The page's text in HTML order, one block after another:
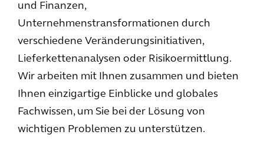
und Finanzen,
Unternehmenstransformationen durch
verschiedene Veränderungsinitiativen,
Lieferkettenanalysen oder Risikoermittlung.
Wir arbeiten mit Ihnen zusammen und bieten
Ihnen einzigartige Einblicke und globales
Fachwissen, um Sie bei der Lösung von
wichtigen Problemen zu unterstützen.